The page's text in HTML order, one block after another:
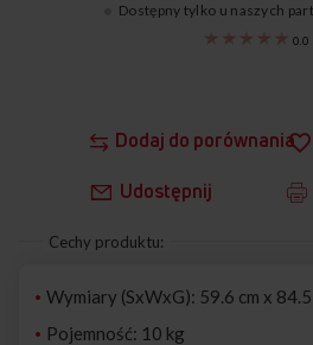
Dodaj do porównania
Udostępnij
0.0
Dostępny tylko u naszych
Cechy produktu:
Wymiary (SxWxG): 59.6 cm x 84.5
Pojemność: 10 kg